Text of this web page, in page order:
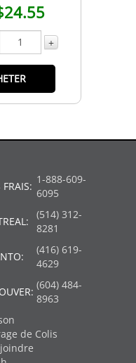
+
1-888-609-
6095
(514) 312-
8281
(416) 619-
4629
(604) 484-
8963
de Colis